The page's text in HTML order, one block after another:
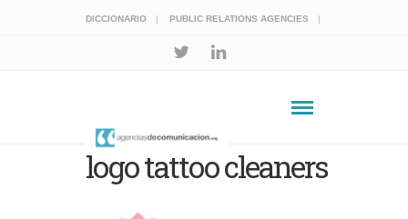
DICCIONARIO PUBLIC RELATIONS AGENCIES
logo tattoo cleaners